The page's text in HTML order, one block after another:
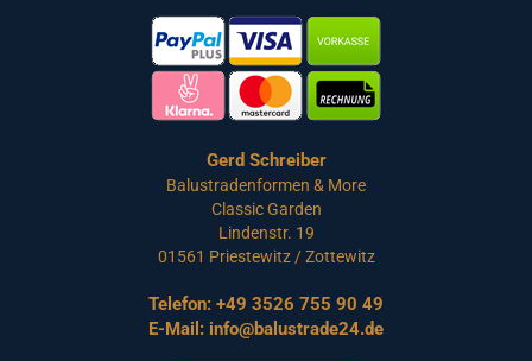
Gerd Schreiber
Balustradenformen & More
Classic Garden
Lindenstr. 19
01561 Priestewitz / Zottewitz
Telefon: +49 3526 755 90 49
E-Mail: info@balustrade24.de